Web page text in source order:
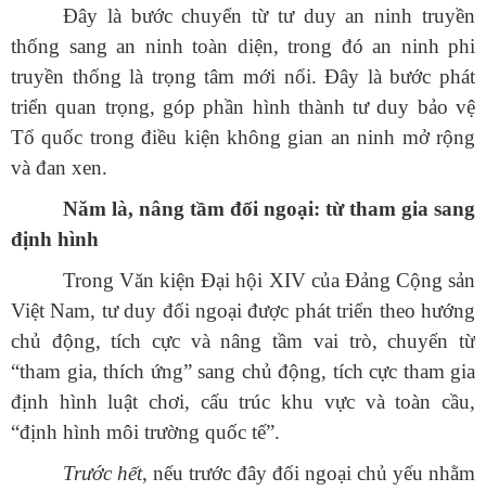
Đây là bước chuyển từ tư duy an ninh truyền
thống sang an ninh toàn diện, trong đó an ninh phi
truyền thống là trọng tâm mới nổi. Đây là bước phát
triển quan trọng, góp phần hình thành tư duy bảo vệ
Tổ quốc trong điều kiện không gian an ninh mở rộng
và đan xen.
Năm là, nâng tầm đối ngoại: từ tham gia sang
định hình
Trong Văn kiện Đại hội XIV của Đảng Cộng sản
Việt Nam, tư duy đối ngoại được phát triển theo hướng
chủ động, tích cực và nâng tầm vai trò, chuyển từ
“tham gia, thích ứng” sang chủ động, tích cực tham gia
định hình luật chơi, cấu trúc khu vực và toàn cầu,
“định hình môi trường quốc tế”.
Trước hết, nếu trước đây đối ngoại chủ yếu nhằm